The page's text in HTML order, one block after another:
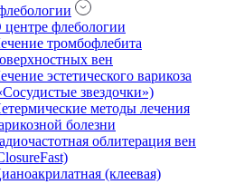
флебологии
тромбофлебита
вен
эстетического варикоза
звездочки»)
методы лечения
болезни
облитерация вен
(клеевая)